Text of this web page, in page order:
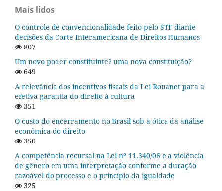
Mais lidos
O controle de convencionalidade feito pelo STF diante
decisões da Corte Interamericana de Direitos Humanos
807
Um novo poder constituinte? uma nova constituição?
649
A relevância dos incentivos fiscais da Lei Rouanet para a
efetiva garantia do direito à cultura
351
O custo do encerramento no Brasil sob a ótica da análise
econômica do direito
350
A competência recursal na Lei nº 11.340/06 e a violência
de gênero em uma interpretação conforme a duração
razoável do processo e o princípio da igualdade
325